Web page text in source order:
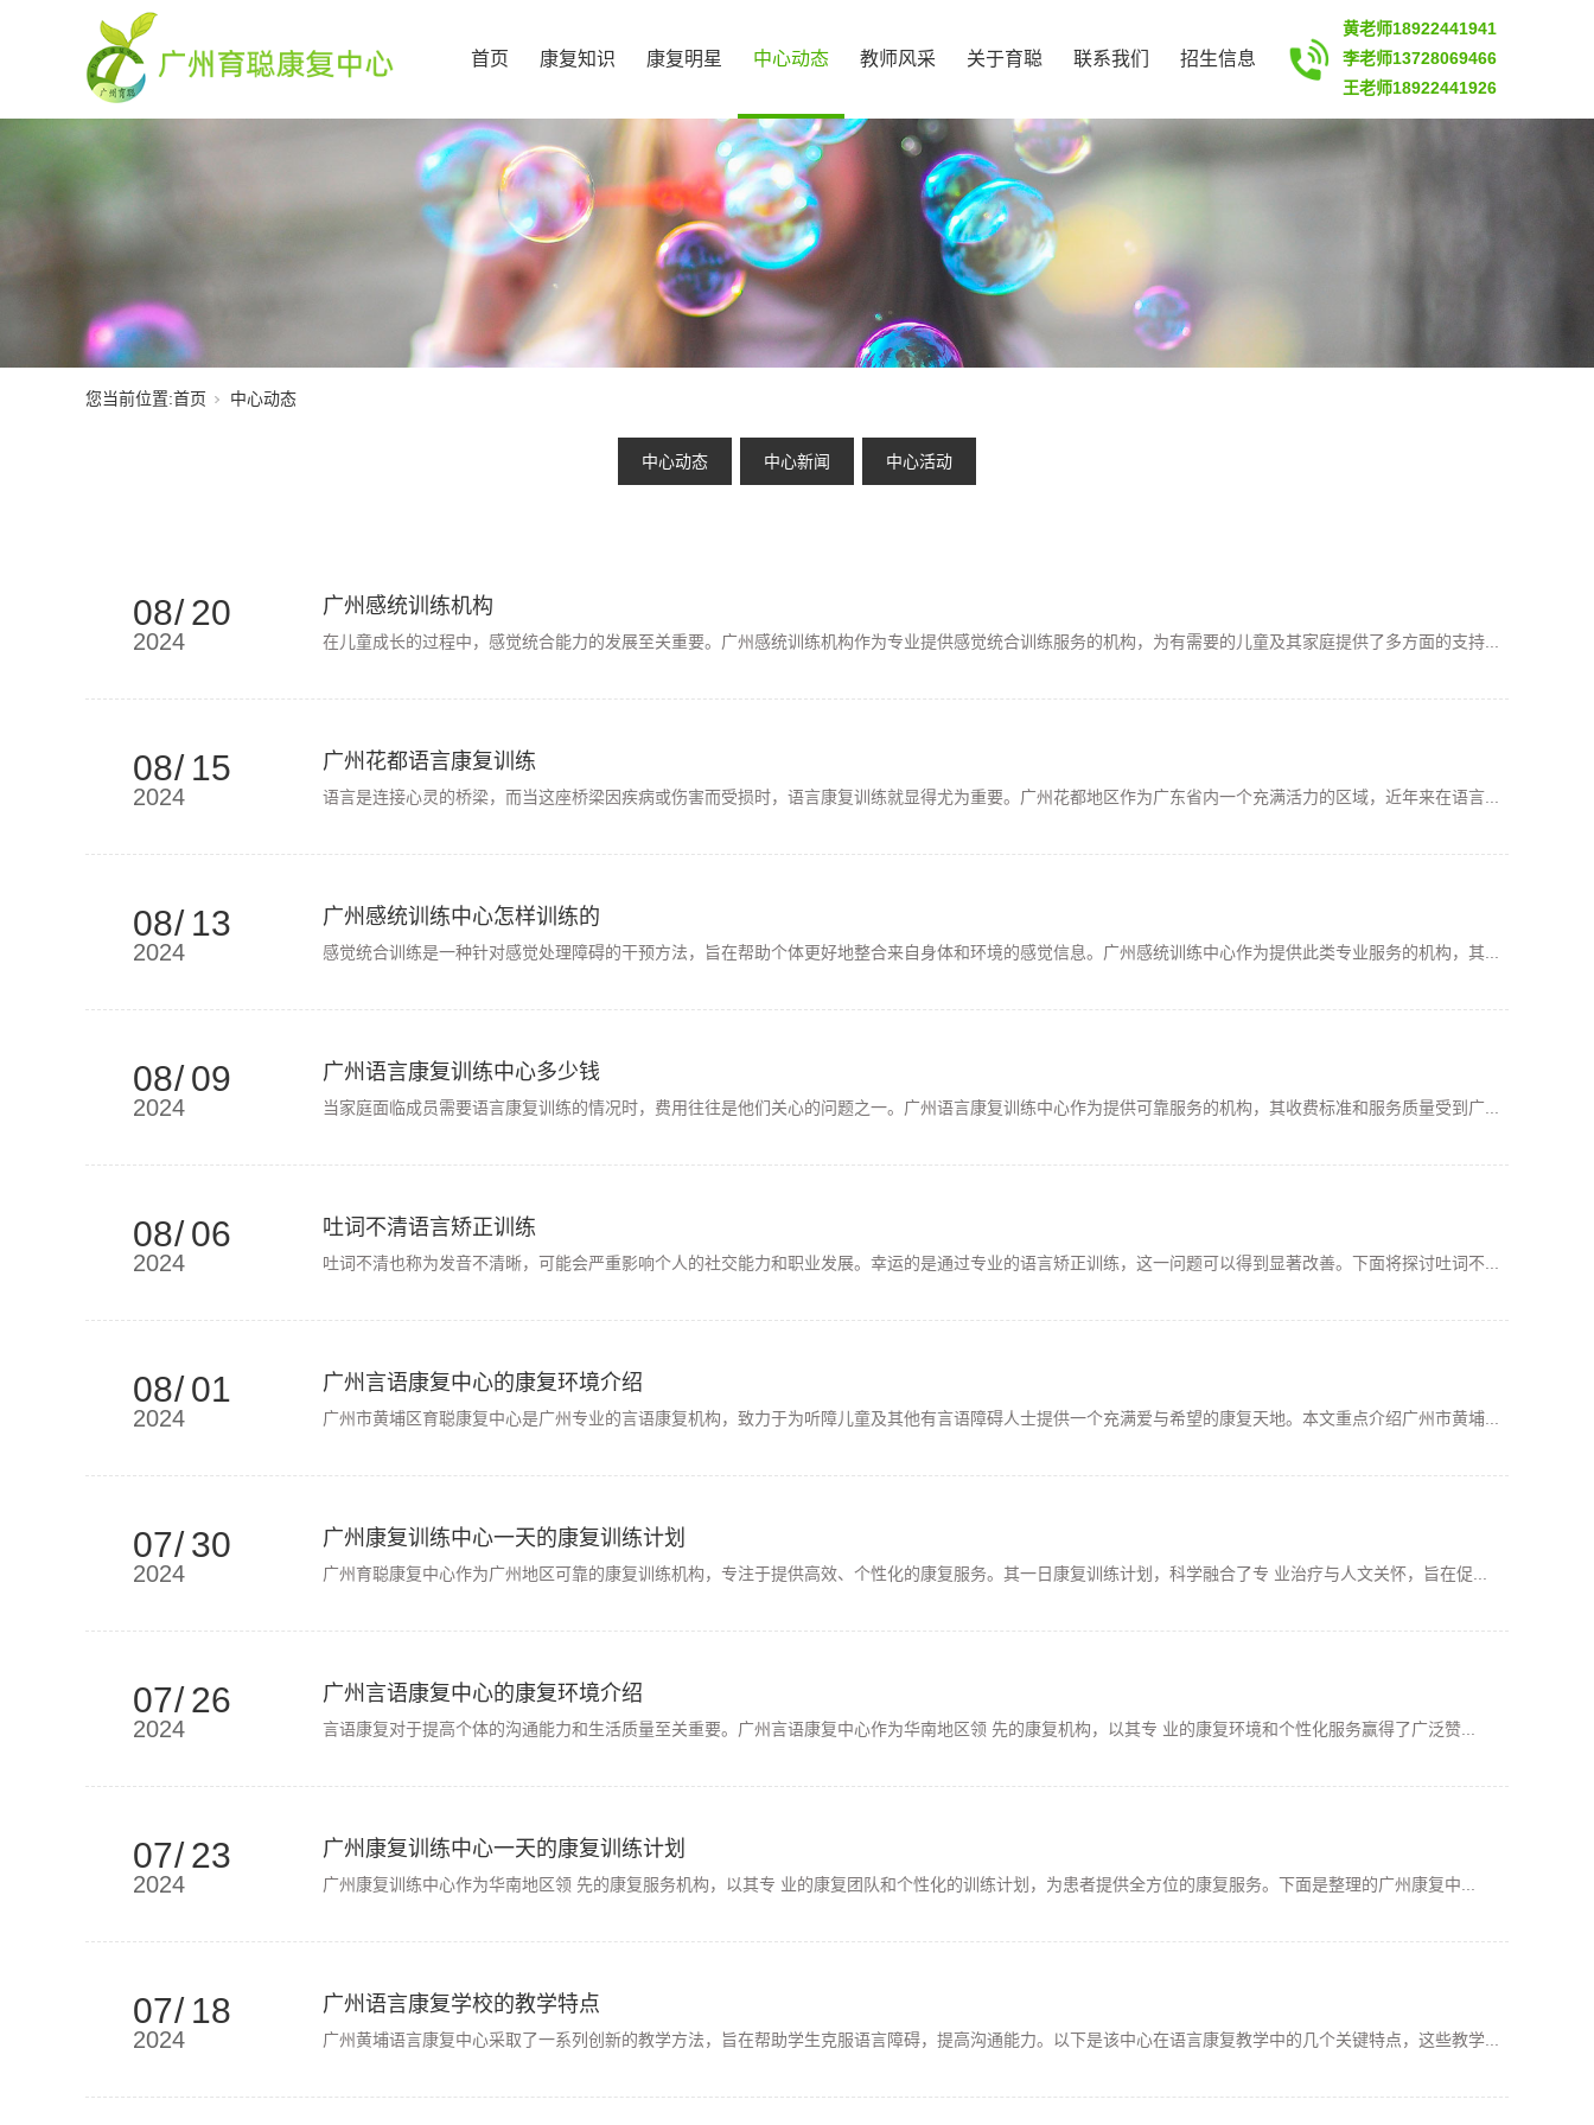
首页 康复知识 康复明星 中心动态 教师风采 关于育聪 联系我们 招生信息
黄老师18922441941
李老师13728069466
王老师18922441926
您当前位置:首页 中心动态
中心动态 中心新闻 中心活动
08/ 20
2024
广州感统训练机构
在儿童成长的过程中，感觉统合能力的发展至关重要。广州感统训练机构作为专业提供感觉统合训练服务的机构，为有需要的儿童及其家庭提供了多方面的支持...
08/ 15
2024
广州花都语言康复训练
语言是连接心灵的桥梁，而当这座桥梁因疾病或伤害而受损时，语言康复训练就显得尤为重要。广州花都地区作为广东省内一个充满活力的区域，近年来在语言...
08/ 13
2024
广州感统训练中心怎样训练的
感觉统合训练是一种针对感觉处理障碍的干预方法，旨在帮助个体更好地整合来自身体和环境的感觉信息。广州感统训练中心作为提供此类专业服务的机构，其...
08/ 09
2024
广州语言康复训练中心多少钱
当家庭面临成员需要语言康复训练的情况时，费用往往是他们关心的问题之一。广州语言康复训练中心作为提供可靠服务的机构，其收费标准和服务质量受到广...
08/ 06
2024
吐词不清语言矫正训练
吐词不清也称为发音不清晰，可能会严重影响个人的社交能力和职业发展。幸运的是通过专业的语言矫正训练，这一问题可以得到显著改善。下面将探讨吐词不...
08/ 01
2024
广州言语康复中心的康复环境介绍
广州市黄埔区育聪康复中心是广州专业的言语康复机构，致力于为听障儿童及其他有言语障碍人士提供一个充满爱与希望的康复天地。本文重点介绍广州市黄埔...
07/ 30
2024
广州康复训练中心一天的康复训练计划
广州育聪康复中心作为广州地区可靠的康复训练机构，专注于提供高效、个性化的康复服务。其一日康复训练计划，科学融合了专 业治疗与人文关怀，旨在促...
07/ 26
2024
广州言语康复中心的康复环境介绍
言语康复对于提高个体的沟通能力和生活质量至关重要。广州言语康复中心作为华南地区领 先的康复机构，以其专 业的康复环境和个性化服务赢得了广泛赞...
07/ 23
2024
广州康复训练中心一天的康复训练计划
广州康复训练中心作为华南地区领 先的康复服务机构，以其专 业的康复团队和个性化的训练计划，为患者提供全方位的康复服务。下面是整理的广州康复中...
07/ 18
2024
广州语言康复学校的教学特点
广州黄埔语言康复中心采取了一系列创新的教学方法，旨在帮助学生克服语言障碍，提高沟通能力。以下是该中心在语言康复教学中的几个关键特点，这些教学...